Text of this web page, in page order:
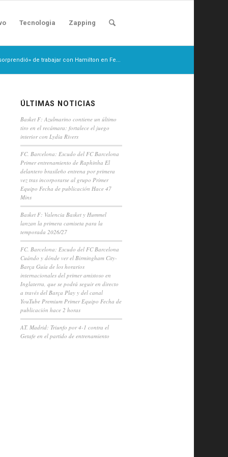
Tecnologia Zapping
de trabajar con Hamilton en Fe...
ÚLTIMAS NOTICIAS
Basket F: Azulmarino contiene un último
tiro en el recámara: fortalece el juego
interior con Lydia Rivers
FC. Barcelona: Escudo del FC Barcelona
Primer entrenamiento de Raphinha El
delantero brasileño entrena por primera
vez tras incorporarse al grupo Primer
Equipo Fecha de publicación Hace 47
Mins
Basket F: Valencia Basket y Hummel
lanzan la primera camiseta para la
temporada 2026/27
FC. Barcelona: Escudo del FC Barcelona
Cuándo y dónde ver el Birmingham City-
Barça Guía de los horarios
internacionales del primer amistoso en
Inglaterra, que se podrá seguir en directo
a través del Barça Play y del canal
YouTube Premium Primer Equipo Fecha de
publicación hace 2 horas
AT. Madrid: Triunfo por 4-1 contra el
Getafe en el partido de entrenamiento